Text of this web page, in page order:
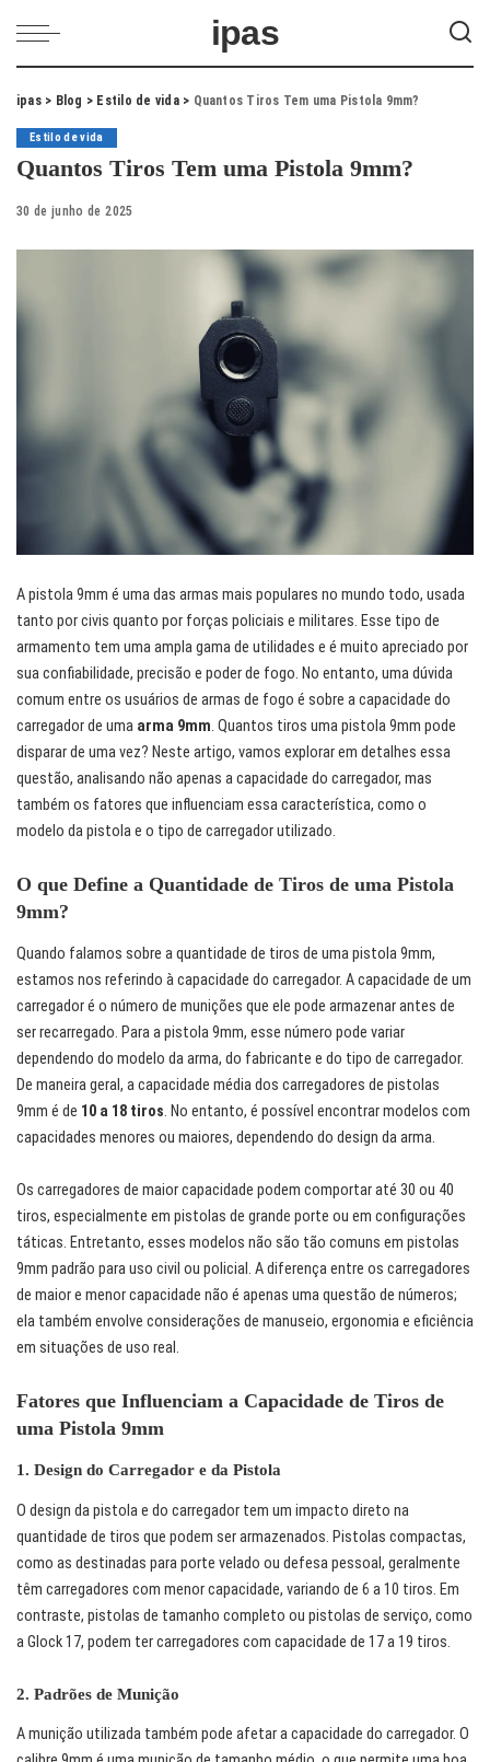
ipas
ipas> Blog > Estilo de vida> Quantos Tiros Tem uma Pistola 9mm?
Estilo de vida
Quantos Tiros Tem uma Pistola 9mm?
30 de junho de 2025
A pistola 9mm é uma das armas mais populares no mundo todo, usada
tanto por civis quanto por forças policiais e militares. Esse tipo de
armamento tem uma ampla gama de utilidades e é muito apreciado por
sua confiabilidade, precisão e poder de fogo. No entanto, uma dúvida
comum entre os usuários de armas de fogo é sobre a capacidade do
carregador de uma arma 9mm. Quantos tiros uma pistola 9mm pode
disparar de uma vez? Neste artigo, vamos explorar em detalhes essa
questão, analisando não apenas a capacidade do carregador, mas
também os fatores que influenciam essa característica, como o
modelo da pistola e o tipo de carregador utilizado.
O que Define a Quantidade de Tiros de uma Pistola
9mm?
Quando falamos sobre a quantidade de tiros de uma pistola 9mm,
estamos nos referindo à capacidade do carregador. A capacidade de um
carregador é o número de munições que ele pode armazenar antes de
ser recarregado. Para a pistola 9mm, esse número pode variar
dependendo do modelo da arma, do fabricante e do tipo de carregador.
De maneira geral, a capacidade média dos carregadores de pistolas
9mm é de 10 a 18 tiros. No entanto, é possível encontrar modelos com
capacidades menores ou maiores, dependendo do design da arma.
Os carregadores de maior capacidade podem comportar até 30 ou 40
tiros, especialmente em pistolas de grande porte ou em configurações
táticas. Entretanto, esses modelos não são tão comuns em pistolas
9mm padrão para uso civil ou policial. A diferença entre os carregadores
de maior e menor capacidade não é apenas uma questão de números;
ela também envolve considerações de manuseio, ergonomia e eficiência
em situações de uso real.
Fatores que Influenciam a Capacidade de Tiros de
uma Pistola 9mm
1. Design do Carregador e da Pistola
O design da pistola e do carregador tem um impacto direto na
quantidade de tiros que podem ser armazenados. Pistolas compactas,
como as destinadas para porte velado ou defesa pessoal, geralmente
têm carregadores com menor capacidade, variando de 6 a 10 tiros. Em
contraste, pistolas de tamanho completo ou pistolas de serviço, como
a Glock 17, podem ter carregadores com capacidade de 17 a 19 tiros.
2. Padrões de Munição
A munição utilizada também pode afetar a capacidade do carregador. O